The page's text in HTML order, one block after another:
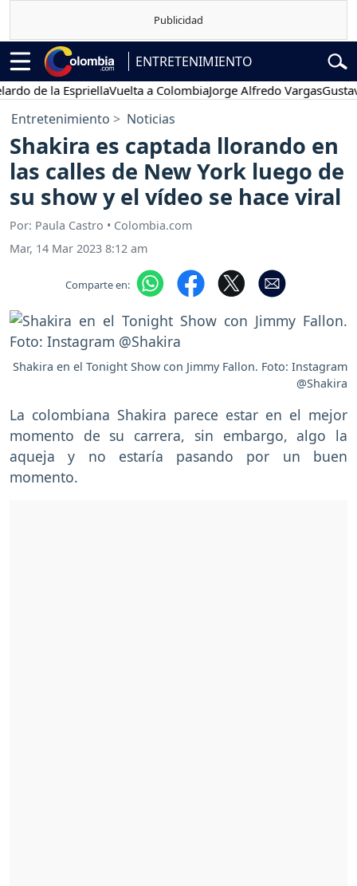
ENTRETENIMIENTO
de la EspriellaVuelta a ColombiaJorge Alfredo VargasGustavo
Entretenimiento Noticias
Shakira es captada llorando en
las calles de New York luego de
su show y el vídeo se hace viral
Por: Paula Castro • Colombia.com
Mar, 14 Mar 2023 8:12 am
Comparte en:
Shakira en el Tonight Show con Jimmy Fallon. Foto: Instagram
@Shakira
La colombiana Shakira parece estar en el mejor
momento de su carrera, sin embargo, algo la
aqueja y no estaría pasando por un buen
momento.